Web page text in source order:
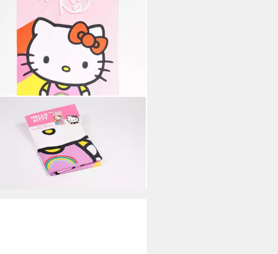
HELLO KITTY
Strandtuch Strandtuch 140x70 cm
Weiches Badehandtuch für Fans
14,95 €
lieferbar - in 4-5 Werktagen bei dir